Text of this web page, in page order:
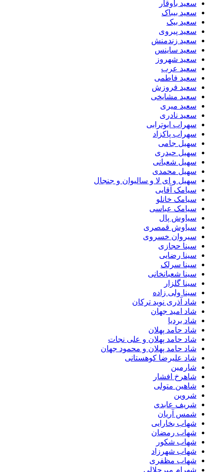
سعید باوقار
سعید بیباک
سعید بیک
سعید پیروی
سعید زندمنش
سعید ساینس
سعید شهروز
سعید عرب
سعید فاطمی
سعید فروزش
سعید مشایخی
سعید میری
سعید نادری
سهراب ابوترابی
سهراب پاکزاد
سهیل جامی
سهیل حیدری
سهیل شعبانی
سهیل محمدی
سهیل و ای لا و سالیوان و جنجال
سیامک آقایی
سیامک خانلو
سیامک عباسی
سیاوش پال
سیاوش قمصری
سیروان خسروی
سینا حجازی
سینا رضایی
سینا سرلک
سینا شعبانخانی
سینا گلزار
سینا ولی زاده
شاد آذری نوید ترکان
شاد امید جهان
شاد بردیا
شاد حامد پهلان
شاد حامد پهلان و علی نجات
شاد حامد پهلان و محمود جهان
شاد علیرضا کوهستانی
شارمین
شاهرخ افشار
شاهین متولی
شروین
شریف عابدی
شمس آریان
شهاب بخارایی
شهاب رمضان
شهاب شکور
شهاب شهرزاد
شهاب مظفری
شهرام میرجلالی